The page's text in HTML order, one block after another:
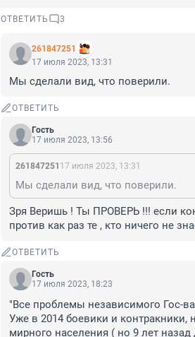
ОТВЕТИТЬ 3
261847251
17 июля 2023, 13:31
Мы сделали вид, что поверили.
ОТВЕТИТЬ
Гость
17 июля 2023, 13:56
261847251 17 июля 2023, 13:31
Мы сделали вид, что поверили.
Зря Веришь ! Ты ПРОВЕРЬ !!! если
против как раз те , кто ничего не
ОТВЕТИТЬ
Гость
17 июля 2023, 18:23
"Все проблемы независимого Гос-
Уже в 2014 боевики и
мирного населения ( но 9 лет